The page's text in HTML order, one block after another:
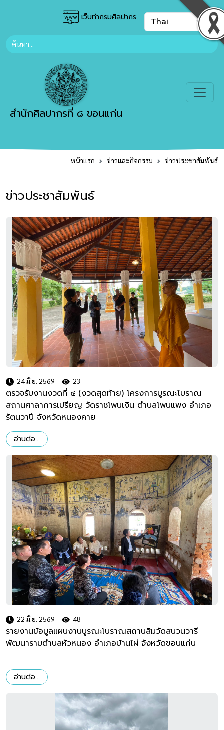
เว็บท่ากรมศิลปากร
สำนักศิลปากรที่ ๘ ขอนแก่น
หน้าแรก ข่าวและกิจกรรม ข่าวประชาสัมพันธ์
ข่าวประชาสัมพันธ์
24 มิ.ย. 2569 23
ตรวจรับงานงวดที่ ๔ (งวดสุดท้าย) โครงการบูรณะโบราณ
สถานศาลาการเปรียญ วัดราชโพนเงิน ตำบลโพนแพง อำเภอ
รัตนวาปี จังหวัดหนองคาย
อ่านต่อ...
22 มิ.ย. 2569 48
รายงานข้อมูลแผนงานบูรณะโบราณสถานสิมวัดสนวนวารี
พัฒนารามตำบลหัวหนอง อำเภอบ้านไผ่ จังหวัดขอนแก่น
อ่านต่อ...